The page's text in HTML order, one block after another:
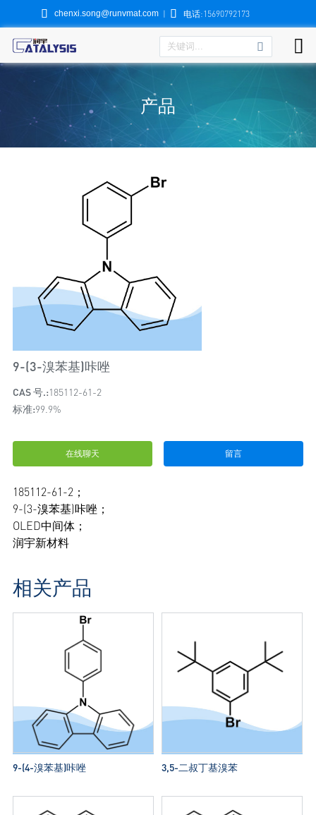
 chenxi.song@runvmat.com |  电话:15690792173

产品
9-(3-溴苯基)咔唑
CAS 号.:185112-61-2
标准:99.9%
在线聊天 留言
185112-61-2；
9-(3-溴苯基)咔唑；
OLED中间体；
润宇新材料
相关产品
9-(4-溴苯基)咔唑 3,5-二叔丁基溴苯